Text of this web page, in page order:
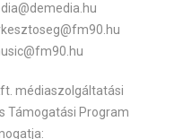
médiaszolgáltatási
Támogatási Program